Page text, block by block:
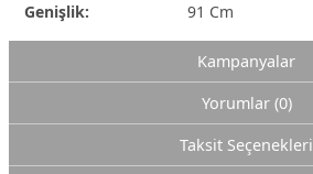
Genişlik:
91 Cm
Kampanyalar
Yorumlar (0)
Taksit Seçenekleri